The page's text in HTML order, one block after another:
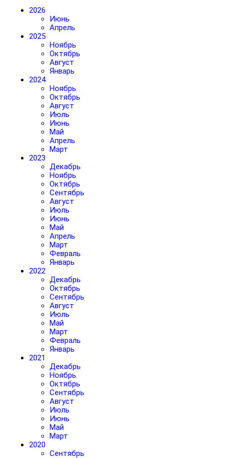
2026
Июнь
Апрель
2025
Ноябрь
Октябрь
Август
Январь
2024
Ноябрь
Октябрь
Август
Июль
Июнь
Май
Апрель
Март
2023
Декабрь
Ноябрь
Октябрь
Сентябрь
Август
Июль
Июнь
Май
Апрель
Март
Февраль
Январь
2022
Декабрь
Октябрь
Сентябрь
Август
Июль
Май
Март
Февраль
Январь
2021
Декабрь
Ноябрь
Октябрь
Сентябрь
Август
Июль
Июнь
Май
Март
2020
Сентябрь